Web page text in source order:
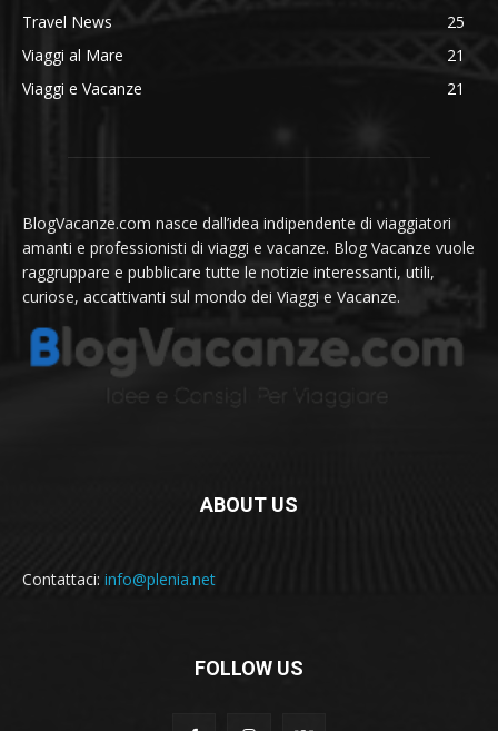
Travel News
25
Viaggi al Mare
21
Viaggi e Vacanze
21
BlogVacanze.com nasce dall’idea indipendente di viaggiatori
amanti e professionisti di viaggi e vacanze. Blog Vacanze vuole
raggruppare e pubblicare tutte le notizie interessanti, utili,
curiose, accattivanti sul mondo dei Viaggi e Vacanze.
ABOUT US
Contattaci: info@plenia.net
FOLLOW US